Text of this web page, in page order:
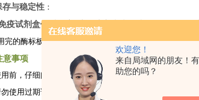
欢迎您！
来自局域网的朋友！
助您的吗？
存与稳定性 ：
疫试剂盒优质厂家 维德维康呋喃西林代谢物酶联免
完的酶标板条应密封，2-8℃保存。
意事项
前，仔细阅读说明书。
使用过期试剂盒，不同批号试剂盒中的试剂不得混用。